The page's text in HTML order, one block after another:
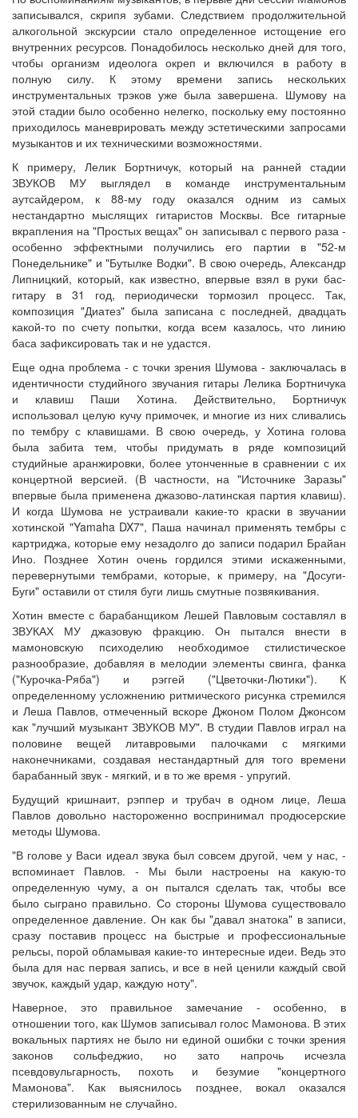
записывался, скрипя зубами. Следствием продолжительной
алкогольной экскурсии стало определенное истощение его
внутренних ресурсов. Понадобилось несколько дней для того,
чтобы организм идеолога окреп и включился в работу в
полную силу. К этому времени запись нескольких
инструментальных трэков уже была завершена. Шумову на
этой стадии было особенно нелегко, поскольку ему постоянно
приходилось маневрировать между эстетическими запросами
музыкантов и их техническими возможностями.
К примеру, Лелик Бортничук, который на ранней стадии
ЗВУКОВ МУ выглядел в команде инструментальным
аутсайдером, к 88-му году оказался одним из самых
нестандартно мыслящих гитаристов Москвы. Все гитарные
вкрапления на "Простых вещах" он записывал с первого раза -
особенно эффектными получились его партии в "52-м
Понедельнике" и "Бутылке Водки". В свою очередь, Александр
Липницкий, который, как известно, впервые взял в руки бас-
гитару в 31 год, периодически тормозил процесс. Так,
композиция "Диатез" была записана с последней, двадцать
какой-то по счету попытки, когда всем казалось, что линию
баса зафиксировать так и не удастся.
Еще одна проблема - с точки зрения Шумова - заключалась в
идентичности студийного звучания гитары Лелика Бортничука
и клавиш Паши Хотина. Действительно, Бортничук
использовал целую кучу примочек, и многие из них сливались
по тембру с клавишами. В свою очередь, у Хотина голова
была забита тем, чтобы придумать в ряде композиций
студийные аранжировки, более утонченные в сравнении с их
концертной версией. (В частности, на "Источнике Заразы"
впервые была применена джазово-латинская партия клавиш).
И когда Шумова не устраивали какие-то краски в звучании
хотинской "Yamaha DX7", Паша начинал применять тембры с
картриджа, которые ему незадолго до записи подарил Брайан
Ино. Позднее Хотин очень гордился этими искаженными,
перевернутыми тембрами, которые, к примеру, на "Досуги-
Буги" оставили от стиля буги лишь смутные позвякивания.
Хотин вместе с барабанщиком Лешей Павловым составлял в
ЗВУКАХ МУ джазовую фракцию. Он пытался внести в
мамоновскую психоделию необходимое стилистическое
разнообразие, добавляя в мелодии элементы свинга, фанка
("Курочка-Ряба") и рэггей ("Цветочки-Лютики"). К
определенному усложнению ритмического рисунка стремился
и Леша Павлов, отмеченный вскоре Джоном Полом Джонсом
как "лучший музыкант ЗВУКОВ МУ". В студии Павлов играл на
половине вещей литавровыми палочками с мягкими
наконечниками, создавая нестандартный для того времени
барабанный звук - мягкий, и в то же время - упругий.
Будущий кришнаит, рэппер и трубач в одном лице, Леша
Павлов довольно настороженно воспринимал продюсерские
методы Шумова.
"В голове у Васи идеал звука был совсем другой, чем у нас, -
вспоминает Павлов. - Мы были настроены на какую-то
определенную чуму, а он пытался сделать так, чтобы все
было сыграно правильно. Со стороны Шумова существовало
определенное давление. Он как бы "давал знатока" в записи,
сразу поставив процесс на быстрые и профессиональные
рельсы, порой обламывая какие-то интересные идеи. Ведь это
была для нас первая запись, и все в ней ценили каждый свой
звучок, каждый удар, каждую ноту".
Наверное, это правильное замечание - особенно, в
отношении того, как Шумов записывал голос Мамонова. В этих
вокальных партиях не было ни единой ошибки с точки зрения
законов сольфеджио, но зато напрочь исчезла
псевдовульгарность, похоть и безумие "концертного
Мамонова". Как выяснилось позднее, вокал оказался
стерилизованным не случайно.